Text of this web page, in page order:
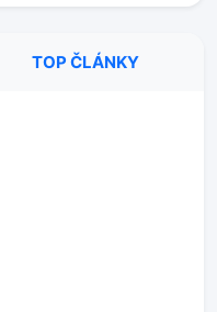
TOP ČLÁNKY